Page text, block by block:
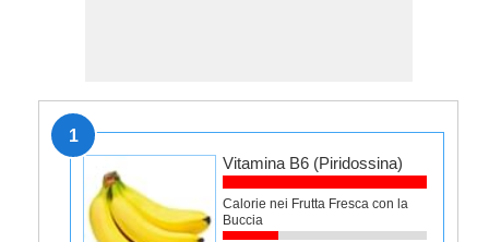
1
Vitamina B6 (Piridossina)
Calorie nei Frutta Fresca con la
Buccia